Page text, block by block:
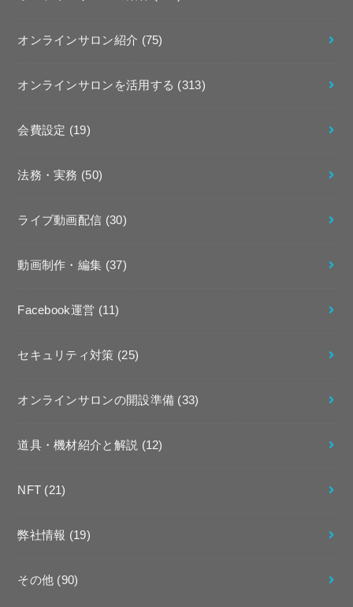
オンラインサロン紹介 (75)
オンラインサロンを活用する (313)
会費設定 (19)
法務・実務 (50)
ライブ動画配信 (30)
動画制作・編集 (37)
Facebook運営 (11)
セキュリティ対策 (25)
オンラインサロンの開設準備 (33)
道具・機材紹介と解説 (12)
NFT (21)
弊社情報 (19)
その他 (90)